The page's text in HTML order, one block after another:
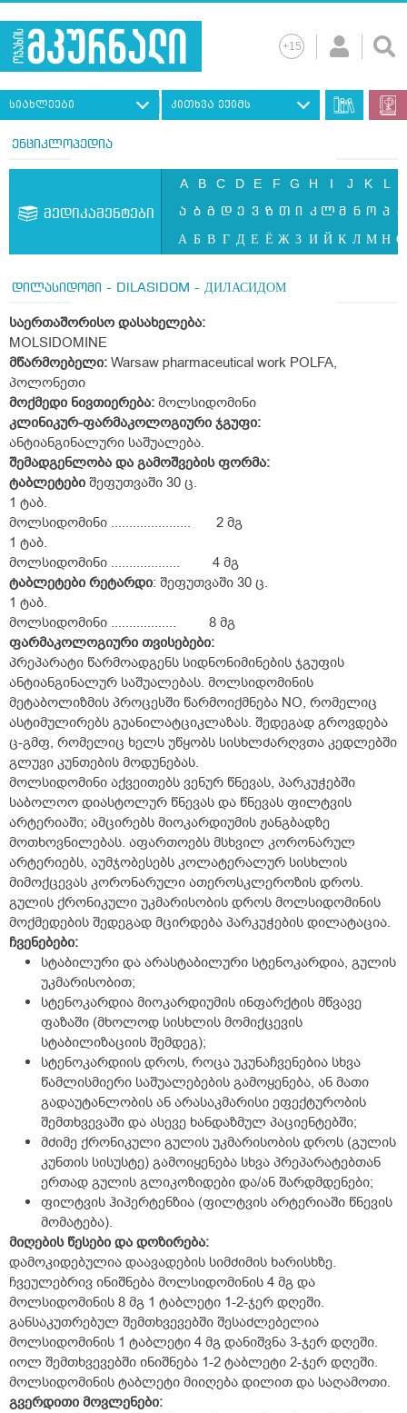
სიახლეები კითხვა ექიმს
ენციკლოპედია
მედიკამენტები
A B C D E F G H I J K L
ა ბ გ დ ე ვ ზ თ ი კ ლ მ ნ ო პ ჟ
А Б В Г Д Е Ё Ж З И Й К Л М Н О
დილასიდომი - DILASIDOM - ДИЛАСИДОМ
საერთაშორისო დასახელება:
MOLSIDOMINE
მწარმოებელი: Warsaw pharmaceutical work POLFA,
პოლონეთი
მოქმედი ნივთიერება: მოლსიდომინი
კლინიკურ-ფარმაკოლოგიური ჯგუფი:
ანტიანგინალური საშუალება.
შემადგენლობა და გამოშვების ფორმა:
ტაბლეტები შეფუთვაში 30 ც.
1 ტაბ.
მოლსიდომინი ...................... 2 მგ
1 ტაბ.
მოლსიდომინი ................... 4 მგ
ტაბლეტები რეტარდი: შეფუთვაში 30 ც.
1 ტაბ.
მოლსიდომინი .................. 8 მგ
ფარმაკოლოგიური თვისებები:
პრეპარატი წარმოადგენს სიდნონიმინების ჯგუფის
ანტიანგინალურ საშუალებას. მოლსიდომინის
მეტაბოლიზმის პროცესში წარმოიქმნება NO, რომელიც
ასტიმულირებს გუანილატციკლაზას. შედეგად გროვდება
ც-გმფ, რომელიც ხელს უწყობს სისხლძარღვთა კედლებში
გლუვი კუნთების მოდუნებას.
მოლსიდომინი აქვეითებს ვენურ წნევას, პარკუჭებში
საბოლოო დიასტოლურ წნევას და წნევას ფილტვის
არტერიაში; ამცირებს მიოკარდიუმის ჟანგბადზე
მოთხოვნილებას. აფართოებს მსხვილ კორონარულ
არტერიებს, აუმჯობესებს კოლატერალურ სისხლის
მიმოქცევას კორონარული ათეროსკლეროზის დროს.
გულის ქრონიკული უკმარისობის დროს მოლსიდომინის
მოქმედების შედეგად მცირდება პარკუჭების დილატაცია.
ჩვენებები:
სტაბილური და არასტაბილური სტენოკარდია, გულის
უკმარისობით;
სტენოკარდია მიოკარდიუმის ინფარქტის მწვავე
ფაზაში (მხოლოდ სისხლის მომიქცევის
სტაბილიზაციის შემდეგ);
სტენოკარდიის დროს, როცა უკუნაჩვენებია სხვა
წამლისმიერი საშუალებების გამოყენება, ან მათი
გადაუტანლობის ან არასაკმარისი ეფექტურობის
შემთხვევაში და ასევე ხანდაზმულ პაციენტებში;
მძიმე ქრონიკული გულის უკმარისობის დროს (გულის
კუნთის სისუსტე) გამოიყენება სხვა პრეპარატებთან
ერთად გულის გლიკოზიდები და/ან შარდმდენები;
ფილტვის ჰიპერტენზია (ფილტვის არტერიაში წნევის
მომატება).
მიღების წესები და დოზირება:
დამოკიდებულია დაავადების სიმძიმის ხარისხზე.
ჩვეულებრივ ინიშნება მოლსიდომინის 4 მგ და
მოლსიდომინის 8 მგ 1 ტაბლეტი 1-2-ჯერ დღეში.
განსაკუთრებულ შემთხვევებში შესაძლებელია
მოლსიდომინის 1 ტაბლეტი 4 მგ დანიშვნა 3-ჯერ დღეში.
იოლ შემთხვევებში ინიშნება 1-2 ტაბლეტი 2-ჯერ დღეში.
მოლსიდომინის ტაბლეტი მიიღება დილით და საღამოთი.
გვერდითი მოვლენები: